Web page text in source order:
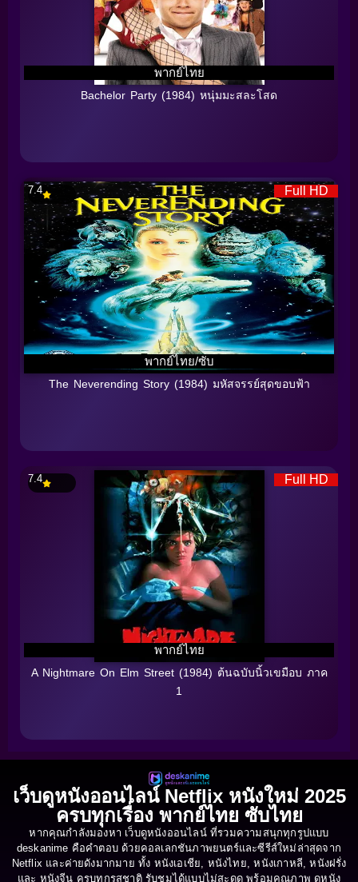
พากย์ไทย
Bachelor Party (1984) หนุ่มมะสละโสด
Full HD
พากย์ไทย/ซับ
7.4
The Neverending Story (1984) มหัสจรรย์สุดขอบฟ้า
Full HD
พากย์ไทย
7.4
A Nightmare On Elm Street (1984) ต้นฉบับนิ้วเขมือบ ภาค
1
เว็บดูหนังออนไลน์ Netflix หนังใหม่ 2025
ครบทุกเรื่อง พากย์ไทย ซับไทย
หากคุณกำลังมองหา เว็บดูหนังออนไลน์ ที่รวมความสนุกทุกรูปแบบ
deskanime คือคำตอบ ด้วยคอลเลกชันภาพยนตร์และซีรีส์ใหม่ล่าสุดจาก
Netflix และค่ายดังมากมาย ทั้ง หนังเอเชีย, หนังไทย, หนังเกาหลี, หนังฝรั่ง
และ หนังจีน ครบทุกรสชาติ รับชมได้แบบไม่สะดุด พร้อมคุณภาพ ดูหนัง